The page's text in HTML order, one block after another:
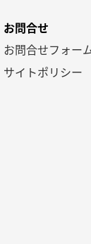
お問合せ
お問合せフォー
サイトポリシー